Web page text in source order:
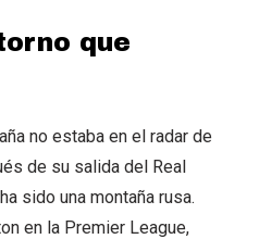
que
no estaba en el radar de
de su salida del Real
sido una montaña rusa.
en la Premier League,